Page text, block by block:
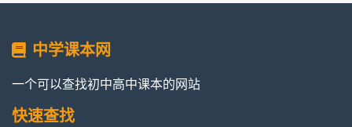
中学课本网
一个可以查找初中高中课本的网站
快速查找